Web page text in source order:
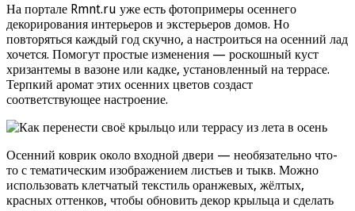
На портале Rmnt.ru уже есть фотопримеры осеннего
декорирования интерьеров и экстерьеров домов. Но
повторяться каждый год скучно, а настроиться на осенний лад
хочется. Помогут простые изменения — роскошный куст
хризантемы в вазоне или кадке, установленный на террасе.
Терпкий аромат этих осенних цветов создаст
соответствующее настроение.
Осенний коврик около входной двери — необязательно что-
то с тематическим изображением листьев и тыкв. Можно
использовать клетчатый текстиль оранжевых, жёлтых,
красных оттенков, чтобы обновить декор крыльца и сделать